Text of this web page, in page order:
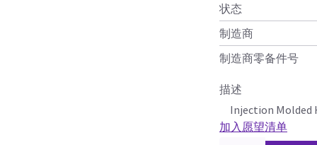
状态
制造商
制造商零备件号
描述
Injection Molded
加入愿望清单